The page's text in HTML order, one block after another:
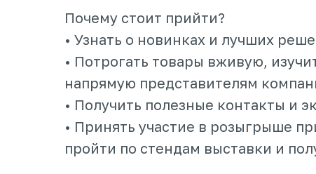
Почему стоит прийти?
• Узнать о новинках и лучших
• Потрогать товары вживую,
напрямую представителям
• Получить полезные контакты и
• Принять участие в розыгрыше
пройти по стендам выставки и